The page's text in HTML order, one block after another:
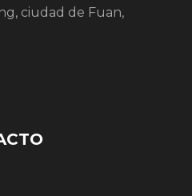
ciudad de Fuan,